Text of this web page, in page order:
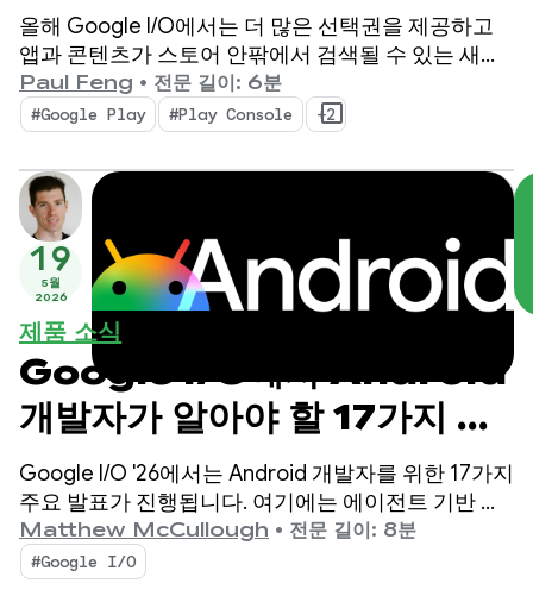
올해 Google I/O에서는 더 많은 선택권을 제공하고
앱과 콘텐츠가 스토어 안팎에서 검색될 수 있는 새로
운 방법을 제공하는 진화하는 비즈니스 모델에 대해
이야기했습니다. 또한 복잡한 과정 없이 비즈니스를
효율적으로 확장할 수 있도록 돕는 고급 도구와 유용
한 정보도 공개했습니다.
Paul Feng • 전문 길이: 6분
#Google Play #Play Console +2
19
5월
2026
제품 소식
Google I/O에서 Android
개발자가 알아야 할 17가지 사
항
Google I/O '26에서는 Android 개발자를 위한 17가지
주요 발표가 진행됩니다. 여기에는 에이전트 기반 생
산성, UI 표준으로서의 Compose 우선, 확장되는 생
태계를 위한 고성능 미디어 및 적응형 개발이 포함됩
니다.
Matthew McCullough • 전문 길이: 8분
#Google I/O